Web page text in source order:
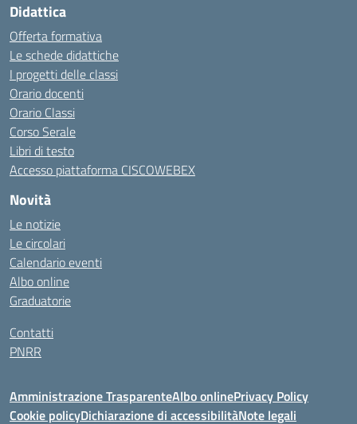
Didattica
Offerta formativa
Le schede didattiche
I progetti delle classi
Orario docenti
Orario Classi
Corso Serale
Libri di testo
Accesso piattaforma CISCOWEBEX
Novità
Le notizie
Le circolari
Calendario eventi
Albo online
Graduatorie
Contatti
PNRR
Amministrazione TrasparenteAlbo onlinePrivacy Policy
Cookie policyDichiarazione di accessibilitàNote legali